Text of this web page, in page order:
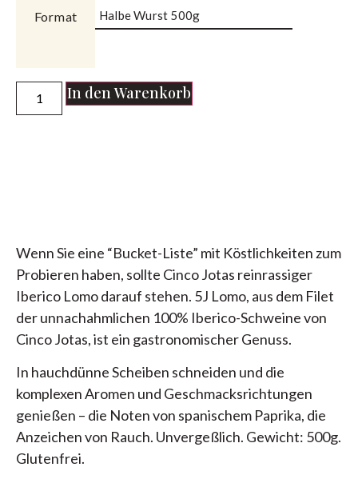
Format
In den Warenkorb
Wenn Sie eine “Bucket-Liste” mit Köstlichkeiten zum
Probieren haben, sollte Cinco Jotas reinrassiger
Iberico Lomo darauf stehen. 5J Lomo, aus dem Filet
der unnachahmlichen 100% Iberico-Schweine von
Cinco Jotas, ist ein gastronomischer Genuss.
In hauchdünne Scheiben schneiden und die
komplexen Aromen und Geschmacksrichtungen
genießen – die Noten von spanischem Paprika, die
Anzeichen von Rauch. Unvergeßlich. Gewicht: 500g.
Glutenfrei.